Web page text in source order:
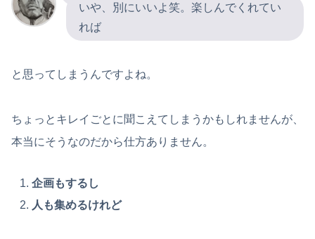
いや、別にいいよ笑。楽しんでくれてい
れば
と思ってしまうんですよね。
ちょっとキレイごとに聞こえてしまうかもしれませんが、
本当にそうなのだから仕方ありません。
企画もするし
人も集めるけれど